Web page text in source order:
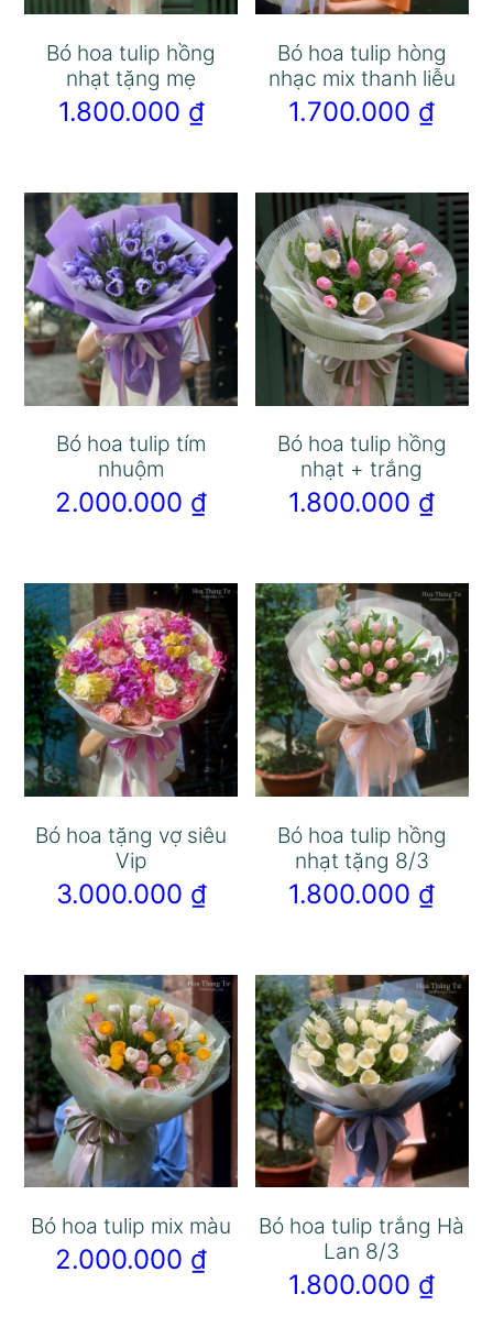
Bó hoa tulip hồng
nhạt tặng mẹ
1.800.000 ₫
Bó hoa tulip hòng
nhạc mix thanh liễu
1.700.000 ₫
Bó hoa tulip tím
nhuộm
2.000.000 ₫
Bó hoa tulip hồng
nhạt + trắng
1.800.000 ₫
Bó hoa tặng vợ siêu
Vip
3.000.000 ₫
Bó hoa tulip hồng
nhạt tặng 8/3
1.800.000 ₫
Bó hoa tulip mix màu
2.000.000 ₫
Bó hoa tulip trắng Hà
Lan 8/3
1.800.000 ₫